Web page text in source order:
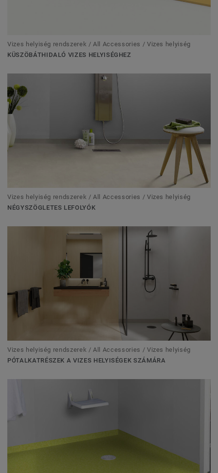
Vizes helyiség rendszerek / All Accessories / Vizes helyiség
KÜSZÖBÁTHIDALÓ VIZES HELYISÉGHEZ
Vizes helyiség rendszerek / All Accessories / Vizes helyiség
NÉGYSZÖGLETES LEFOLYÓK
Vizes helyiség rendszerek / All Accessories / Vizes helyiség
PÓTALKATRÉSZEK A VIZES HELYISÉGEK SZÁMÁRA